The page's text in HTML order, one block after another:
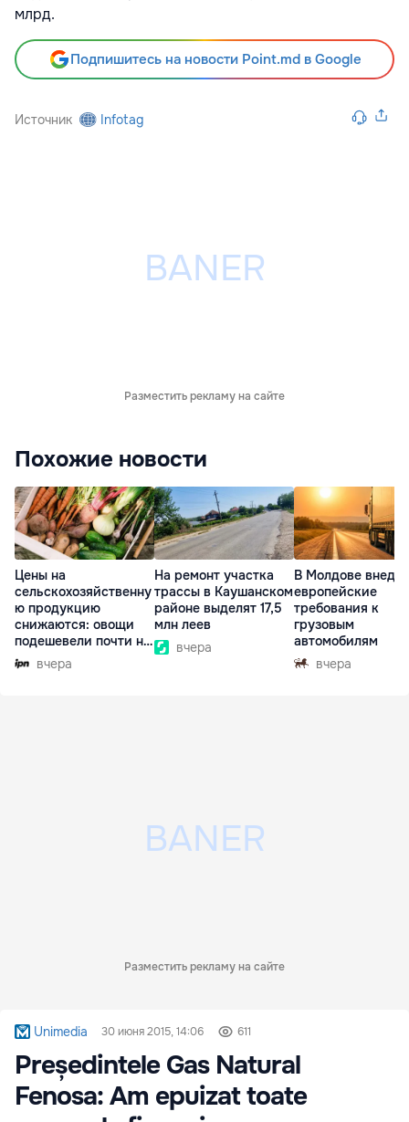
млрд.
Подпишитесь на новости Point.md в Google
Источник Infotag
Разместить рекламу на сайте
Похожие новости
Цены на
сельскохозяйственну
ю продукцию
снижаются: овощи
подешевели почти на
30%вчера
На ремонт участка
трассы в Каушанском
районе выделят 17,5
млн леев
вчера
В Молдове
европейские
требования к
грузовым
автомобилям
вчера
Разместить рекламу на сайте
Unimedia 30 июня 2015, 14:06 611
Președintele Gas Natural
Fenosa: Am epuizat toate